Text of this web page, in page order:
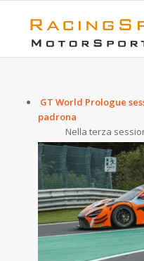
GT World Prologue
Nella terza